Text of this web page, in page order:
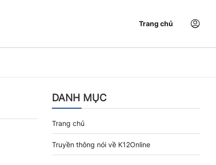
Trang chủ
DANH MỤC
Trang chủ
Truyền thông nói về K12Online